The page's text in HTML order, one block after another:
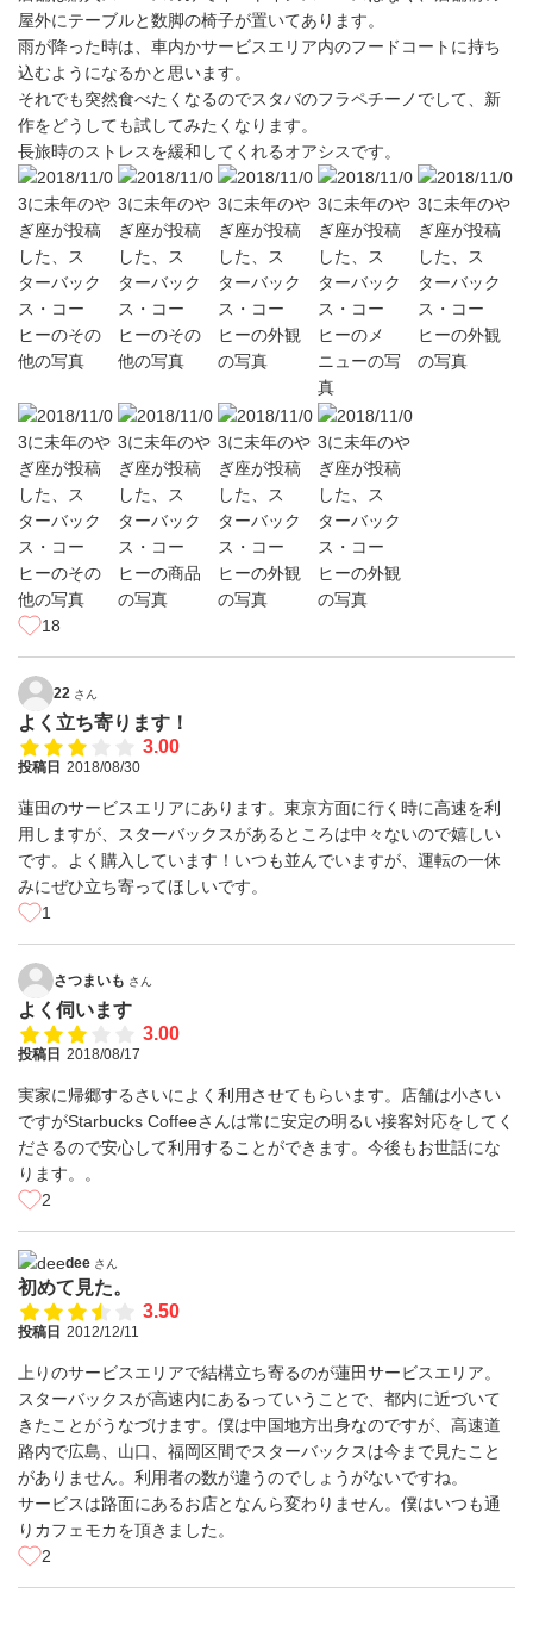
屋外にテーブルと数脚の椅子が置いてあります。
雨が降った時は、車内かサービスエリア内のフードコートに持ち
込むようになるかと思います。
それでも突然食べたくなるのでスタバのフラペチーノでして、新
作をどうしても試してみたくなります。
長旅時のストレスを緩和してくれるオアシスです。
18
22 さん
よく立ち寄ります！
3.00
投稿日 2018/08/30
蓮田のサービスエリアにあります。東京方面に行く時に高速を利
用しますが、スターバックスがあるところは中々ないので嬉しい
です。よく購入しています！いつも並んでいますが、運転の一休
みにぜひ立ち寄ってほしいです。
1
さつまいも さん
よく伺います
3.00
投稿日 2018/08/17
実家に帰郷するさいによく利用させてもらいます。店舗は小さい
ですがStarbucks Coffeeさんは常に安定の明るい接客対応をしてく
ださるので安心して利用することができます。今後もお世話にな
ります。。
2
dee さん
初めて見た。
3.50
投稿日 2012/12/11
上りのサービスエリアで結構立ち寄るのが蓮田サービスエリア。
スターバックスが高速内にあるっていうことで、都内に近づいて
きたことがうなづけます。僕は中国地方出身なのですが、高速道
路内で広島、山口、福岡区間でスターバックスは今まで見たこと
がありません。利用者の数が違うのでしょうがないですね。
サービスは路面にあるお店となんら変わりません。僕はいつも通
りカフェモカを頂きました。
2